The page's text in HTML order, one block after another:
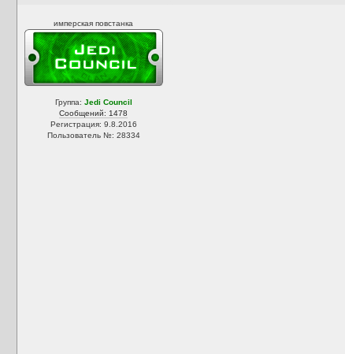
имперская повстанка
Группа: Jedi Council
Сообщений: 1478
Регистрация: 9.8.2016
Пользователь №: 28334